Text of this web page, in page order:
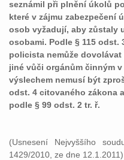
seznámil při plnění úkolů
které v zájmu zabezpečení
osob vyžadují, aby zůstaly
osobami. Podle § 115
policista nemůže
jiné vůči orgánům činným
výslechem nemusí být
odst. 4 citovaného zákona
podle § 99 odst. 2 tr. ř.
(Usnesení Nejvyššího
1429/2010, ze dne 12.1.2011)